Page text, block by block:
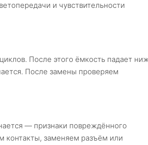
и чувствительности
После этого ёмкость падает
После замены проверяем
— признаки повреждённого
контакты, заменяем разъём или